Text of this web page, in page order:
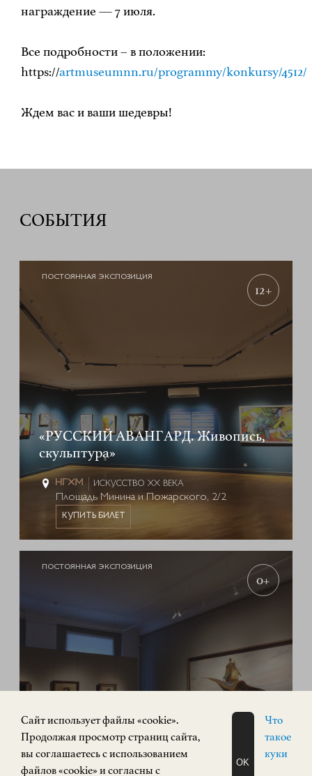
награждение — 7 июля.
Все подробности – в положении:
https://artmuseumnn.ru/programmy/konkursy/4512/
Ждем вас и ваши шедевры!
СОБЫТИЯ
ПОСТОЯННАЯ ЭКСПОЗИЦИЯ
12+
«РУССКИЙ АВАНГАРД. Живопись,
скульптура»
ИСКУССТВО XX ВЕКА
Площадь Минина и Пожарского, 2/2
КУПИТЬ БИЛЕТ
ПОСТОЯННАЯ ЭКСПОЗИЦИЯ
0+
Экспозиция «Русское искусство»
РУССКОЕ ИСКУССТВО
Cайт использует файлы «cookie».
Продолжая просмотр страниц сайта,
вы соглашаетесь с использованием
файлов «cookie» и согласны с
OK
Что
такое
куки